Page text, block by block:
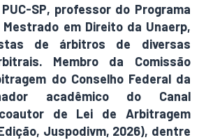
SP, professor do Programa
em Direito da Unaerp,
de árbitros de diversas
Membro da Comissão
do Conselho Federal da
acadêmico do Canal
de Lei de Arbitragem
Juspodivm, 2026), dentre